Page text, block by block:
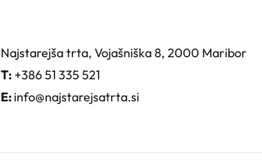
Najstarejša trta, Vojašniška 8, 2000 Maribor
T:+386 51 335 521
E:info@najstarejsatrta.si